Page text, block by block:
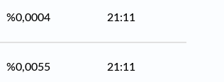
%0,0004 21:11
%0,0055 21:11